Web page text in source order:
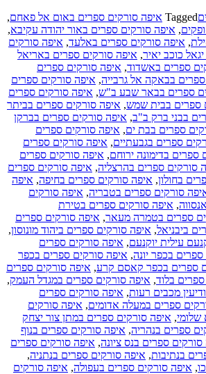
Tagged איפה סורקים ספרים באום אל פאחם,
, איפה סורקים ספרים באור יהודה עקיבא,
, איפה סורקים ספרים באלעד, איפה סורקים
כוכב יאיר, איפה סורקים ספרים באריאל
ספרים באשדוד, איפה סורקים ספרים
בבאקה אל גרבייה, איפה סורקים ספרים
ספרים בבאר שבע ב"ש, איפה סורקים ספרים
ספרים בבית שמש, איפה סורקים ספרים בביתר
בבני ברק ב"ב, איפה סורקים ספרים בברקן
ספרים בבת ים, איפה סורקים ספרים
ספרים בגבעתיים, איפה סורקים ספרים
ספרים בדימונה ירוחם, איפה סורקים ספרים
סורקים ספרים בהרצליה, איפה סורקים ספרים
בחולון, איפה סורקים ספרים בחיפה, איפה
סורקים ספרים בטבריה, איפה סורקים
, איפה סורקים ספרים בטירת
ספרים בטמרה מעאר, איפה סורקים ספרים
ביבניאל, איפה סורקים ספרים ביהוד מונוסון,
עילית יוקנעם, איפה סורקים ספרים
בכפר יונה, איפה סורקים ספרים בכפר
ספרים בכפר קאסם קרע, איפה סורקים ספרים
בלוד, איפה סורקים ספרים במגדל העמק,
מכבים רעות, איפה סורקים ספרים
ספרים במעלה אדומים, איפה סורקים
, איפה סורקים ספרים במתן צור יצחק
ספרים בנהריה, איפה סורקים ספרים בנוף
סורקים ספרים בנס ציונה, איפה סורקים ספרים
בנתיבות, איפה סורקים ספרים בנתניה,
, איפה סורקים ספרים בעפולה, איפה סורקים